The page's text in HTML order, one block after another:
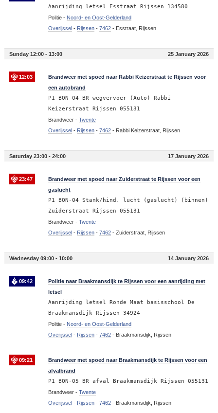
Aanrijding letsel Esstraat Rijssen 134580
Politie - Noord- en Oost-Gelderland
Overijssel- Rijssen- 7462- Esstraat, Rijssen
Sunday 12:00 - 13:00 25 January 2026
12:03
Brandweer met spoed naar Rabbi Keizerstraat te Rijssen voor
een autobrand
P1 BON-04 BR wegvervoer (Auto) Rabbi
Keizerstraat Rijssen 055131
Brandweer - Twente
Overijssel- Rijssen- 7462- Rabbi Keizerstraat, Rijssen
Saturday 23:00 - 24:00 17 January 2026
23:47
Brandweer met spoed naar Zuiderstraat te Rijssen voor een
gaslucht
P1 BON-04 Stank/hind. lucht (gaslucht) (binnen)
Zuiderstraat Rijssen 055131
Brandweer - Twente
Overijssel- Rijssen- 7462- Zuiderstraat, Rijssen
Wednesday 09:00 - 10:00 14 January 2026
09:42
Politie naar Braakmansdijk te Rijssen voor een aanrijding met
letsel
Aanrijding letsel Ronde Maat basisschool De
Braakmansdijk Rijssen 34924
Politie - Noord- en Oost-Gelderland
Overijssel- Rijssen- 7462- Braakmansdijk, Rijssen
09:21
Brandweer met spoed naar Braakmansdijk te Rijssen voor een
afvalbrand
P1 BON-05 BR afval Braakmansdijk Rijssen 055131
Brandweer - Twente
Overijssel- Rijssen- 7462- Braakmansdijk, Rijssen